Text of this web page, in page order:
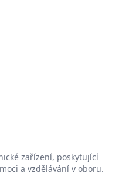
zařízení, poskytující
a vzdělávání v oboru.